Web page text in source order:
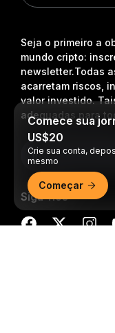
Seja o primeiro a
mundo cripto:
newsletter.Todas
acarretam riscos,
valor investido.
adequadas para
Siga-nos
Comece sua
US$20
Crie sua conta,
mesmo
Começar